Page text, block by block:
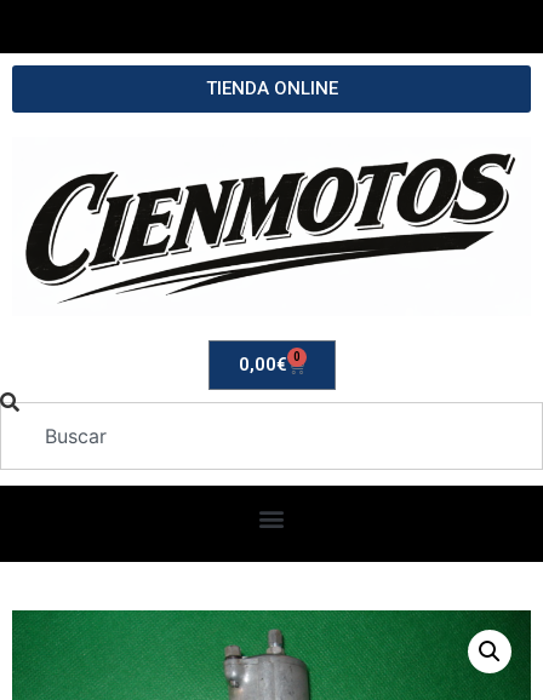
TIENDA ONLINE
0,00€ 0